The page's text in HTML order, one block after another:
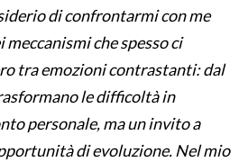
di confrontarmi con me
che spesso ci
tra emozioni contrastanti: dal
le difficoltà in
personale, ma un invito a
di evoluzione. Nel mio